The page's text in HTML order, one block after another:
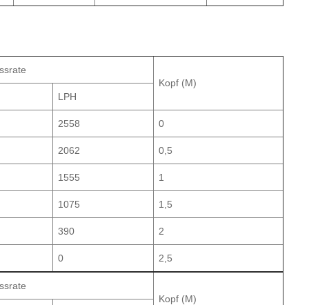
Kopf (M)
LPH
2558 0
2062 0,5
1555 1
1075 1,5
390 2
0 2,5
Kopf (M)